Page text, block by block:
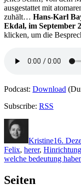
ausgestattet mit
zuhält… Hans-Karl
Ekdal, im September
klicken, um die
Podcast: Download
Subscribe: RSS
Kristine16.
Felix, herer,
welche bedeutung
Seiten